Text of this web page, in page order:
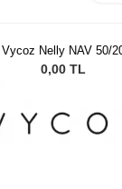
Vycoz Nelly NAV 50/
0,00 TL